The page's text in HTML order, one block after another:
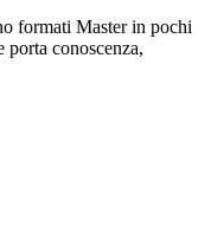
formati Master in pochi
conoscenza,